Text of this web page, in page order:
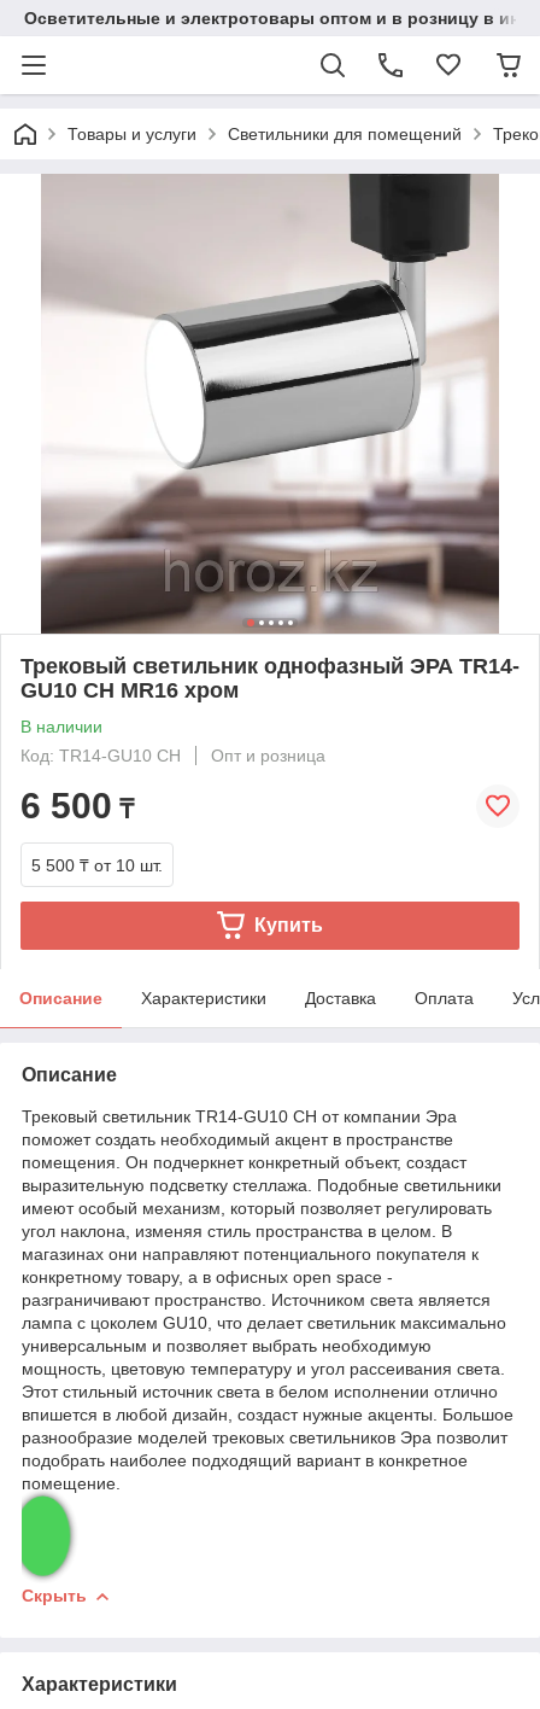
Осветительные и электротовары оптом и в розницу в
Товары и услуги Светильники для помещений
Трековый светильник однофазный ЭРА TR14-
GU10 CH MR16 хром
В наличии
Код: TR14-GU10 CH
Опт и розница
6 500 ₸
5 500 ₸ от 10 шт.
Купить
Описание Характеристики Доставка Оплата
Описание
Трековый светильник TR14-GU10 CH от компании Эра
поможет создать необходимый акцент в пространстве
помещения. Он подчеркнет конкретный объект, создаст
выразительную подсветку стеллажа. Подобные светильники
имеют особый механизм, который позволяет регулировать
угол наклона, изменяя стиль пространства в целом. В
магазинах они направляют потенциального покупателя к
конкретному товару, а в офисных open space -
разграничивают пространство. Источником света является
лампа с цоколем GU10, что делает светильник максимально
универсальным и позволяет выбрать необходимую
мощность, цветовую температуру и угол рассеивания света.
Этот стильный источник света в белом исполнении отлично
впишется в любой дизайн, создаст нужные акценты. Большое
разнообразие моделей трековых светильников Эра позволит
подобрать наиболее подходящий вариант в конкретное
помещение.
Скрыть
Характеристики